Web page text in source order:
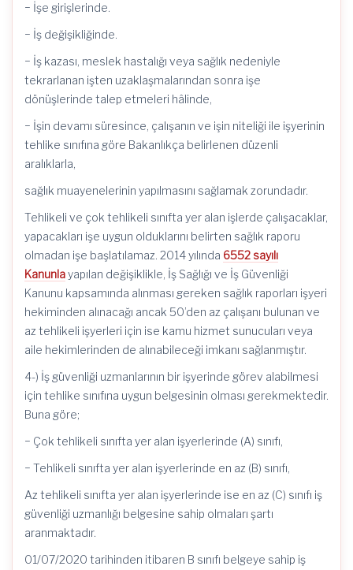
− İşe girişlerinde.
− İş değişikliğinde.
− İş kazası, meslek hastalığı veya sağlık nedeniyle
tekrarlanan işten uzaklaşmalarından sonra işe
dönüşlerinde talep etmeleri hâlinde,
− İşin devamı süresince, çalışanın ve işin niteliği ile işyerinin
tehlike sınıfına göre Bakanlıkça belirlenen düzenli
aralıklarla,
sağlık muayenelerinin yapılmasını sağlamak zorundadır.
Tehlikeli ve çok tehlikeli sınıfta yer alan işlerde çalışacaklar,
yapacakları işe uygun olduklarını belirten sağlık raporu
olmadan işe başlatılamaz. 2014 yılında 6552 sayılı
Kanunlayapılan değişiklikle, İş Sağlığı ve İş Güvenliği
Kanunu kapsamında alınması gereken sağlık raporları işyeri
hekiminden alınacağı ancak 50’den az çalışanı bulunan ve
az tehlikeli işyerleri için ise kamu hizmet sunucuları veya
aile hekimlerinden de alınabileceği imkanı sağlanmıştır.
4-) İş güvenliği uzmanlarının bir işyerinde görev alabilmesi
için tehlike sınıfına uygun belgesinin olması gerekmektedir.
Buna göre;
− Çok tehlikeli sınıfta yer alan işyerlerinde (A) sınıfı,
− Tehlikeli sınıfta yer alan işyerlerinde en az (B) sınıfı,
Az tehlikeli sınıfta yer alan işyerlerinde ise en az (C) sınıfı iş
güvenliği uzmanlığı belgesine sahip olmaları şartı
aranmaktadır.
01/07/2020 tarihinden itibaren B sınıfı belgeye sahip iş